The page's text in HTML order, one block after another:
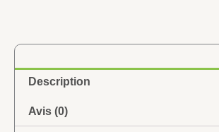
Description
Avis (0)